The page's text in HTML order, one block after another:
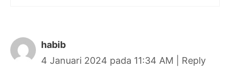
habib
4 Januari 2024 pada 11:34 AM
Reply